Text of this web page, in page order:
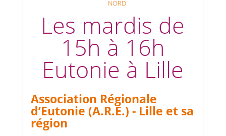
Les mardis de
15h à 16h
Eutonie à Lille
Association Régionale
d’Eutonie (A.R.E.) - Lille et sa
région